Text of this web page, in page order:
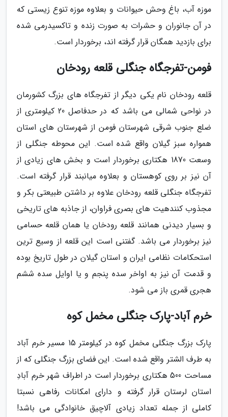
موزه آب، باغ وحش حیوانات و بعلاوه موزه تنوع زیستی که
در آن جانوران و حشرات به صورت زنده و تاکسیدرمی شده
برای بازدید همگان قرار گرفته اند، برخوردار است.
فومن-تفرجگاه جنگلی قلعه رودخان
قلعه رودخان نام یکی دیگر از تفرجگاه های بزرگ کشورمان
در نواحی شمالی می باشد که در حدفاصل 20 کیلومتری از
ضلع جنوب شرقی شهرستان فومن از شهرستان های استان
همواره سبز گیلان واقع شده است. این محوطه جنگلی از
وسعت 1870 هکتاری برخوردار است و بخش های زیادی از
آن نیز بر روی کوهستان و بعلاوه میانبند قرار گرفته است.
تفرجگاه جنگلی قلعه رودخان علاوه بر داشتن طبیعتی بکر و
مجذوب کنندهیت های بصری فراوان، از جاذبه های تاریخی
و بسیار دیدنی همانند قلعه رودخان یا همان قلعه حسامی
نیز برخوردار می باشد. گفتنی است این قلعه از وسیع ترین
استحکامات نظامی ایران و استان گیلان در طول تاریخ بوده
و قدمت آن نیز به اواخر سده پنجم و یا اوایل سده ششم
هجری قمری باز می شود.
خرم آباد-پارک جنگلی مخمل کوه
پارک بزرگ جنگلی مخمل کوه در کیلومتر 15 مسیر خرم آباد
به طرف الشتر واقع شده است. این فضای بزرگ جنگلی که از
مساحت 500 هکتاری برخوردار است در اطراف شهر خرم آبادِ
استان لرستان قرار گرفته و دارای امکانات رفاهی نسبتا
کاملی از جمله تعداد زیادی آلاچیق خانوادگی می باشد!